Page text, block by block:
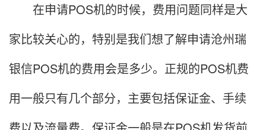
在申请POS机的时候，费用问题同样是大
家比较关心的，特别是我们想了解申请沧州瑞
银信POS机的费用会是多少。正规的POS机费
用一般只有几个部分，主要包括保证金、手续